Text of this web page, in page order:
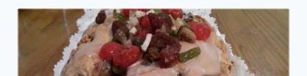
Stollen
(pan
dulce
aleman)